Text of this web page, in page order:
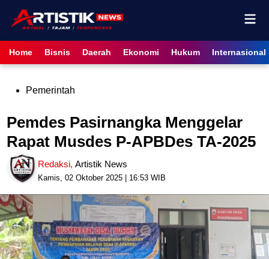
content
Home Bisnis Daerah Ekonomi Hukum Internasional
PostedPemerintah
Pemdes Pasirnangka Menggelar
Rapat Musdes P-APBDes TA-2025
Redaksi,Artistik News
Kamis, 02 Oktober 2025 | 16:53 WIB